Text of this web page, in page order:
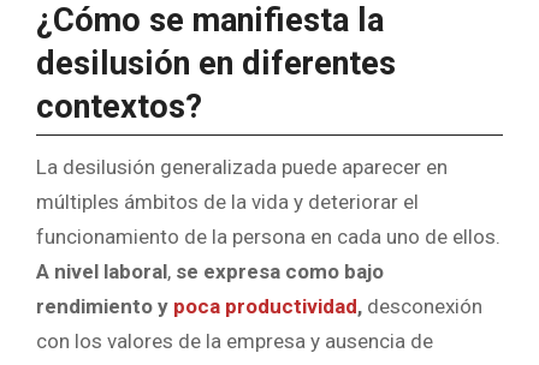
¿Cómo se manifiesta la
desilusión en diferentes
contextos?
La desilusión generalizada puede aparecer en
múltiples ámbitos de la vida y deteriorar el
funcionamiento de la persona en cada uno de ellos.
A nivel laboral, se expresa como bajo
rendimiento y poca productividad, desconexión
con los valores de la empresa y ausencia de